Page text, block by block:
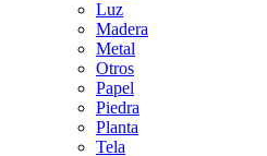
Luz
Madera
Metal
Otros
Papel
Piedra
Planta
Tela